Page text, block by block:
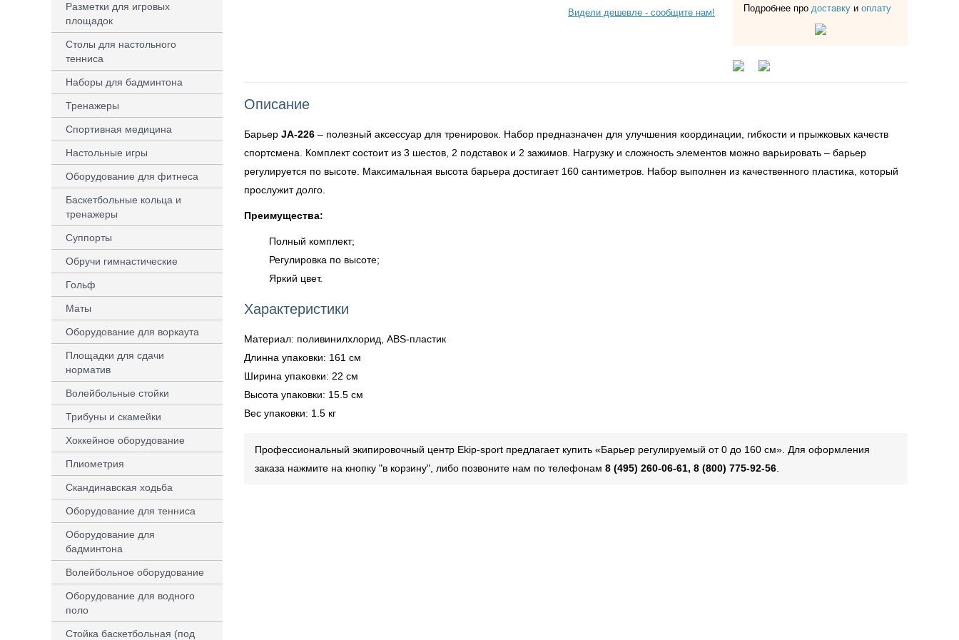
Разметки для игровых
площадок
Столы для настольного
тенниса
Наборы для бадминтона
Тренажеры
Спортивная медицина
Настольные игры
Оборудование для фитнеса
Баскетбольные кольца и
тренажеры
Суппорты
Обручи гимнастические
Гольф
Маты
Оборудование для воркаута
Площадки для сдачи
норматив
Волейбольные стойки
Трибуны и скамейки
Хоккейное оборудование
Плиометрия
Скандинавская ходьба
Оборудование для тенниса
Оборудование для
бадминтона
Волейбольное оборудование
Оборудование для водного
поло
Стойка баскетбольная (под
Видели дешевле - сообщите нам!
Подробнее про доставку и оплату
Описание
Барьер JA-226 – полезный аксессуар для тренировок. Набор предназначен для улучшения координации, гибкости и прыжковых качеств
спортсмена. Комплект состоит из 3 шестов, 2 подставок и 2 зажимов. Нагрузку и сложность элементов можно варьировать – барьер
регулируется по высоте. Максимальная высота барьера достигает 160 сантиметров. Набор выполнен из качественного пластика, который
прослужит долго.
Преимущества:
Полный комплект;
Регулировка по высоте;
Яркий цвет.
Характеристики
Материал: поливинилхлорид, ABS-пластик
Длинна упаковки: 161 см
Ширина упаковки: 22 см
Высота упаковки: 15.5 см
Вес упаковки: 1.5 кг
Профессиональный экипировочный центр Ekip-sport предлагает купить «Барьер регулируемый от 0 до 160 см». Для оформления
заказа нажмите на кнопку "в корзину", либо позвоните нам по телефонам 8 (495) 260-06-61, 8 (800) 775-92-56